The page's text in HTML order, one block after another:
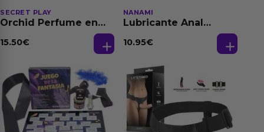
SECRET PLAY
Orchid Perfume en
Feromonas 20 ml
15.50€
NANAMI
Lubricante Anal
Dilatación Base Agua
10.95€